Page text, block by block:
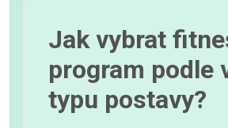
Jak vybrat
program podle
typu postavy?